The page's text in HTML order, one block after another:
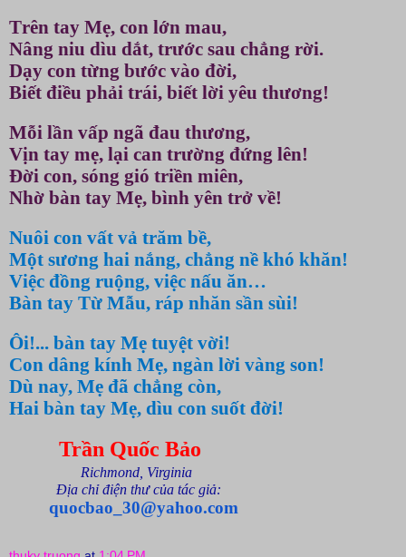
Trên tay Mẹ, con lớn mau,
Nâng niu dìu dắt, trước sau chẳng rời.
Dạy con từng bước vào đời,
Biết điều phải trái, biết lời yêu thương!
Mỗi lần vấp ngã đau thương,
Vịn tay mẹ, lại can trường đứng lên!
Đời con, sóng gió triền miên,
Nhờ bàn tay Mẹ, bình yên trở về!
Nuôi con vất vả trăm bề,
Một sương hai nắng, chẳng nề khó khăn!
Việc đồng ruộng, việc nấu ăn…
Bàn tay Từ Mẫu, ráp nhăn sần sùi!
Ôi!... bàn tay Mẹ tuyệt vời!
Con dâng kính Mẹ, ngàn lời vàng son!
Dù nay, Mẹ đã chẳng còn,
Hai bàn tay Mẹ, dìu con suốt đời!
Trần Quốc Bảo
Richmond, Virginia
Địa chỉ điện thư của tác giả:
quocbao_30@yahoo.com